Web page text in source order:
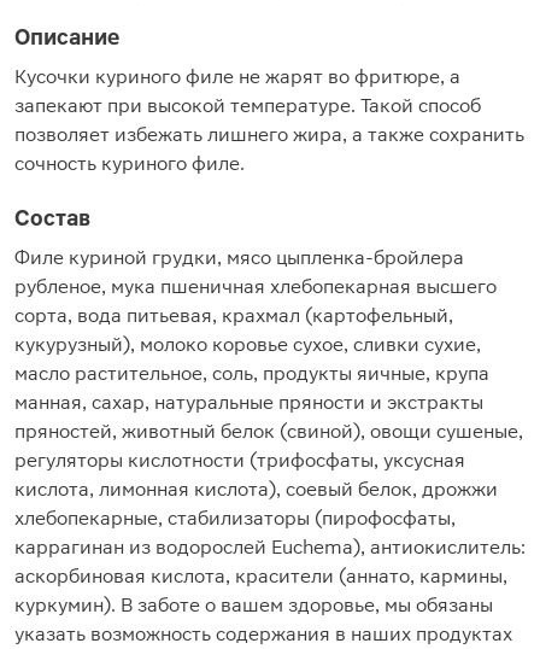
Описание
Кусочки куриного филе не жарят во фритюре, а
запекают при высокой температуре. Такой способ
позволяет избежать лишнего жира, а также сохранить
сочность куриного филе.
Состав
Филе куриной грудки, мясо цыпленка-бройлера
рубленое, мука пшеничная хлебопекарная высшего
сорта, вода питьевая, крахмал (картофельный,
кукурузный), молоко коровье сухое, сливки сухие,
масло растительное, соль, продукты яичные, крупа
манная, сахар, натуральные пряности и экстракты
пряностей, животный белок (свиной), овощи сушеные,
регуляторы кислотности (трифосфаты, уксусная
кислота, лимонная кислота), соевый белок, дрожжи
хлебопекарные, стабилизаторы (пирофосфаты,
каррагинан из водорослей Euchema), антиокислитель:
аскорбиновая кислота, красители (аннато, кармины,
куркумин). В заботе о вашем здоровье, мы обязаны
указать возможность содержания в наших продуктах